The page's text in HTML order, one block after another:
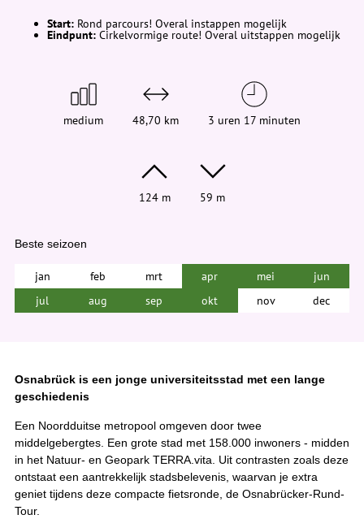
t
j
e
Start: Rond parcours! Overal instappen mogelijk
Eindpunt: Cirkelvormige route! Overal uitstappen mogelijk
medium 48,70 km 3 uren 17 minuten
124 m 59 m
Beste seizoen
jan feb mrt apr mei
jun
jul
aug sep okt nov dec
Osnabrück is een jonge universiteitsstad met een lange
geschiedenis
Een Noordduitse metropool omgeven door twee
middelgebergtes. Een grote stad met 158.000 inwoners - midden
in het Natuur- en Geopark TERRA.vita. Uit contrasten zoals deze
ontstaat een aantrekkelijk stadsbelevenis, waarvan je extra
geniet tijdens deze compacte fietsronde, de Osnabrücker-Rund-
Tour.